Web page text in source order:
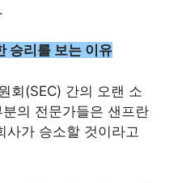
승리를 보는 이유
회(SEC) 간의 오랜 소
의 전문가들은 샌프란
사가 승소할 것이라고